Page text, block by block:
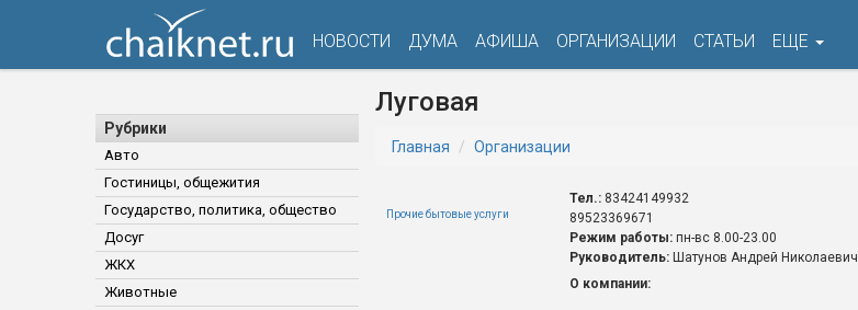
НОВОСТИ ДУМА АФИША ОРГАНИЗАЦИИ СТАТЬИ ЕЩЕ
Рубрики
Авто
Гостиницы, общежития
Государство, политика, общество
Досуг
ЖКХ
Животные
Луговая
Главная Организации
Прочие бытовые услуги
Тел.: 83424149932
89523369671
Режим работы: пн-вс 8.00-23.00
Руководитель: Шатунов Андрей Николаевич
О компании: